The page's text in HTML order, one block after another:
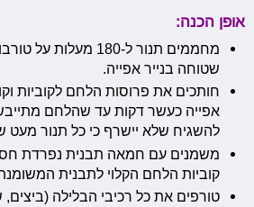
אופן הכנה:
מחממים תנור ל-180
שטוחה בנייר אפייה.
חותכים את פרוסות הלחם לקוביות
אפייה כעשר דקות עד שהלחם
להשגיח שלא יישרף כי כל תנור מעט
משמנים עם חמאה תבנית נפרדת
קוביות הלחם הקלוי לתבנית
טורפים את כל רכיבי הבלילה